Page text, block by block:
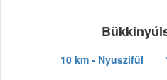
10 km - Nyuszifül